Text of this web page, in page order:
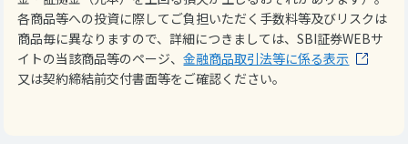
各商品等への投資に際してご負担いただく手数料等及びリスクは
商品毎に異なりますので、詳細につきましては、SBI証券WEBサ
イトの当該商品等のページ、金融商品取引法等に係る表示
又は契約締結前交付書面等をご確認ください。